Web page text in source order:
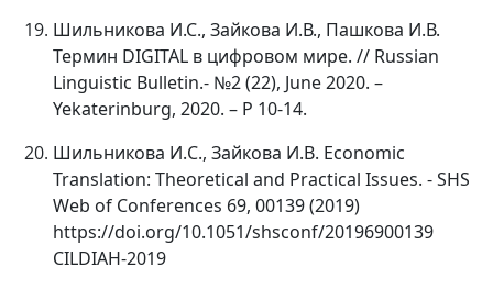
Шильникова И.С., Зайкова И.В., Пашкова И.В.
Термин DIGITAL в цифровом мире. // Russian
Linguistic Bulletin.- №2 (22), June 2020. –
Yekaterinburg, 2020. – P 10-14.
Шильникова И.С., Зайкова И.В. Economic
Translation: Theoretical and Practical Issues. - SHS
Web of Conferences 69, 00139 (2019)
https://doi.org/10.1051/shsconf/20196900139
CILDIAH-2019